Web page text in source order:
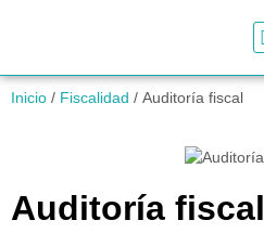
Inicio / Fiscalidad / Auditoría fiscal
Auditoría fiscal